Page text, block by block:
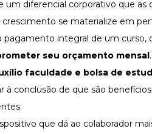
um diferencial corporativo que
crescimento se materialize em
pagamento integral de um
seu orçamento mensal.
faculdade e bolsa de
à conclusão de que são
que dá ao colaborador